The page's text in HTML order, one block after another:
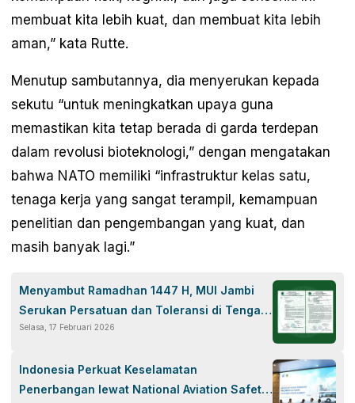
membuat kita lebih kuat, dan membuat kita lebih
aman,” kata Rutte.
Menutup sambutannya, dia menyerukan kepada
sekutu “untuk meningkatkan upaya guna
memastikan kita tetap berada di garda terdepan
dalam revolusi bioteknologi,” dengan mengatakan
bahwa NATO memiliki “infrastruktur kelas satu,
tenaga kerja yang sangat terampil, kemampuan
penelitian dan pengembangan yang kuat, dan
masih banyak lagi.”
Menyambut Ramadhan 1447 H, MUI Jambi
Serukan Persatuan dan Toleransi di Tengah
Perbedaan
Selasa, 17 Februari 2026
Indonesia Perkuat Keselamatan
Penerbangan lewat National Aviation Safety